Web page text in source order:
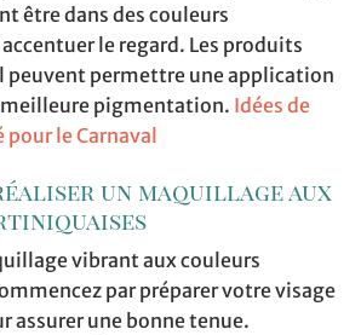
être dans des couleurs
le regard. Les produits
peuvent permettre une application
pigmentation. Idées de
le Carnaval
un maquillage aux
vibrant aux couleurs
par préparer votre visage
assurer une bonne tenue.